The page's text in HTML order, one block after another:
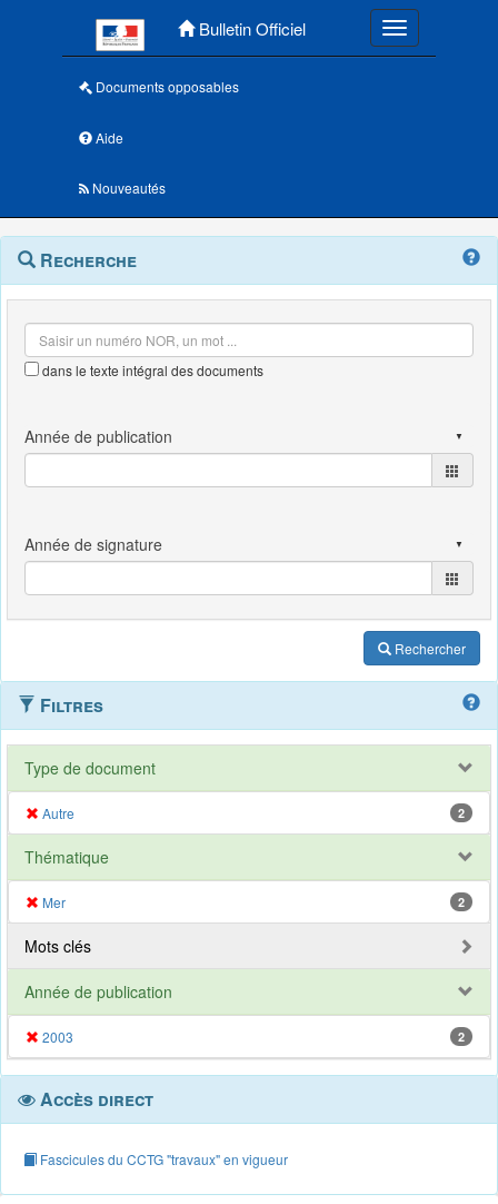
Bulletin Officiel Toggle
Documents opposables
Aide
Nouveautés
Navigation
outils
Menu
contextuel
Recherche
dans le texte intégral des documents
Rechercher
Filtres
Type de document
Autre 2
Thématique
Mer 2
Mots clés
Année de publication
2003 2
Accès direct
Fascicules du CCTG "travaux" en vigueur